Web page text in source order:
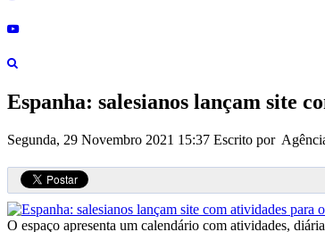
Espanha: salesianos lançam site
Segunda, 29 Novembro 2021 15:37 Escrito por
O espaço apresenta um calendário com atividades,